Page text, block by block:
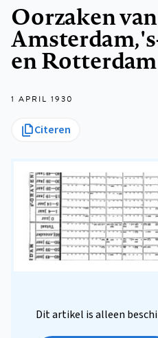
Oorzaken
Amsterdam,
en Rotterdam
1 APRIL 1930
Citeren
Dit artikel is alleen